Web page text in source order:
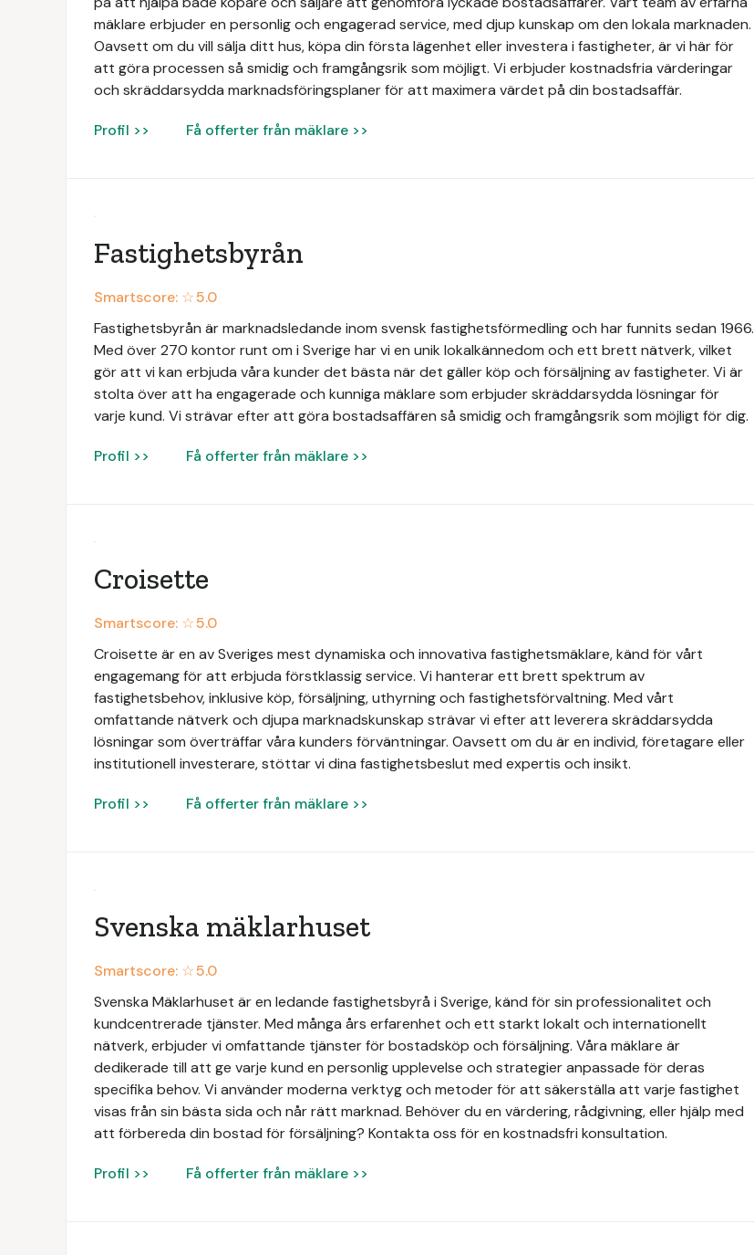
mäklare erbjuder en personlig och engagerad service, med djup kunskap om den lokala marknaden.
Oavsett om du vill sälja ditt hus, köpa din första lägenhet eller investera i fastigheter, är vi här för
att göra processen så smidig och framgångsrik som möjligt. Vi erbjuder kostnadsfria värderingar
och skräddarsydda marknadsföringsplaner för att maximera värdet på din bostadsaffär.
Profil >> Få offerter från mäklare >>
Fastighetsbyrån
Smartscore: ☆5.0
Fastighetsbyrån är marknadsledande inom svensk fastighetsförmedling och har funnits sedan 1966.
Med över 270 kontor runt om i Sverige har vi en unik lokalkännedom och ett brett nätverk, vilket
gör att vi kan erbjuda våra kunder det bästa när det gäller köp och försäljning av fastigheter. Vi är
stolta över att ha engagerade och kunniga mäklare som erbjuder skräddarsydda lösningar för
varje kund. Vi strävar efter att göra bostadsaffären så smidig och framgångsrik som möjligt för dig.
Profil >> Få offerter från mäklare >>
Croisette
Smartscore: ☆5.0
Croisette är en av Sveriges mest dynamiska och innovativa fastighetsmäklare, känd för vårt
engagemang för att erbjuda förstklassig service. Vi hanterar ett brett spektrum av
fastighetsbehov, inklusive köp, försäljning, uthyrning och fastighetsförvaltning. Med vårt
omfattande nätverk och djupa marknadskunskap strävar vi efter att leverera skräddarsydda
lösningar som överträffar våra kunders förväntningar. Oavsett om du är en individ, företagare eller
institutionell investerare, stöttar vi dina fastighetsbeslut med expertis och insikt.
Profil >> Få offerter från mäklare >>
Svenska mäklarhuset
Smartscore: ☆5.0
Svenska Mäklarhuset är en ledande fastighetsbyrå i Sverige, känd för sin professionalitet och
kundcentrerade tjänster. Med många års erfarenhet och ett starkt lokalt och internationellt
nätverk, erbjuder vi omfattande tjänster för bostadsköp och försäljning. Våra mäklare är
dedikerade till att ge varje kund en personlig upplevelse och strategier anpassade för deras
specifika behov. Vi använder moderna verktyg och metoder för att säkerställa att varje fastighet
visas från sin bästa sida och når rätt marknad. Behöver du en värdering, rådgivning, eller hjälp med
att förbereda din bostad för försäljning? Kontakta oss för en kostnadsfri konsultation.
Profil >> Få offerter från mäklare >>